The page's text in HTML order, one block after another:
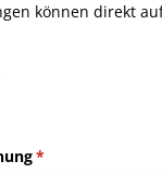
können direkt
*
(erforderlich)